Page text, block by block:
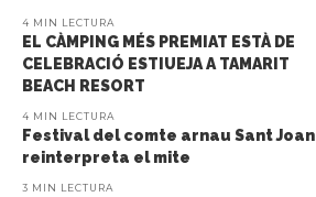
4 MIN LECTURA
EL CÀMPING MÉS PREMIAT ESTÀ DE
CELEBRACIÓ ESTIUEJA A TAMARIT
BEACH RESORT
4 MIN LECTURA
Festival del comte arnau Sant Joan
reinterpreta el mite
3 MIN LECTURA